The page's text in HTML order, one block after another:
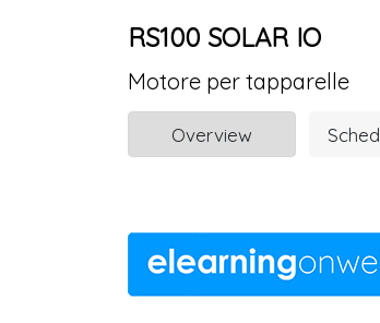
RS100 SOLAR IO
Motore per tapparelle
Overview